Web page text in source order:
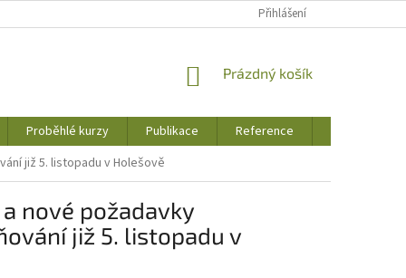
Přihlášení
NÁKUPNÍ
Prázdný košík
Proběhlé kurzy Publikace Reference
již 5. listopadu v Holešově
nové požadavky
již 5. listopadu v